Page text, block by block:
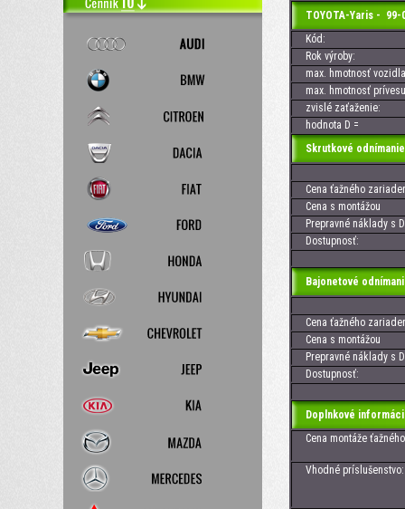
TOYOTA-Yaris - 99-
Kód:
Rok výroby:
max. hmotnosť
max. hmotnosť
zvislé zaťaženie:
hodnota D =
Skrutkové
Cena ťažného
Cena s montážou
Prepravné náklady s
Dostupnosť:
Bajonetové
Cena ťažného
Cena s montážou
Prepravné náklady s
Dostupnosť:
Doplnkové
Cena montáže
Vhodné príslušenstvo: